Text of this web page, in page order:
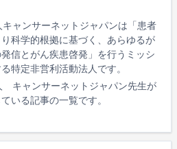
ャンサーネットジャパンは「患者
科学的根拠に基づく、あらゆるが
信とがん疾患啓発」を行うミッシ
特定非営利活動法人です。
キャンサーネットジャパン先生が
いる記事の一覧です。